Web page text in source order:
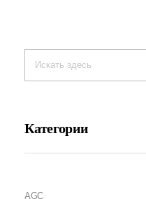
Категории
AGC